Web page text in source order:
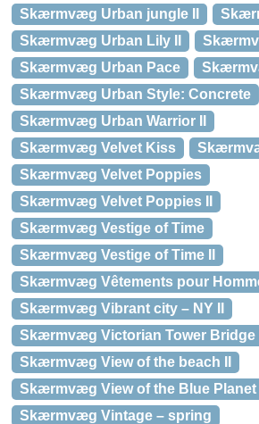
Skærmvæg Urban jungle II
Skærmvæg Urban Lily II
Skærmvæg Urban Pace
Skærmvæg Urban Style: Concrete
Skærmvæg Urban Warrior II
Skærmvæg Velvet Kiss
Skærmvæg Velvet Poppies
Skærmvæg Velvet Poppies II
Skærmvæg Vestige of Time
Skærmvæg Vestige of Time II
Skærmvæg Vêtements pour
Skærmvæg Vibrant city – NY II
Skærmvæg Victorian Tower Bridge II
Skærmvæg View of the beach II
Skærmvæg View of the Blue Planet
Skærmvæg Vintage – spring